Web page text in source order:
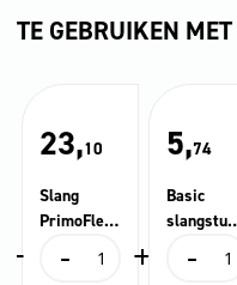
TE GEBRUIKEN
23,10
Slang
PrimoFlex
-
Slang
+
5,74
Basic
slangstuk
-
Basic
+